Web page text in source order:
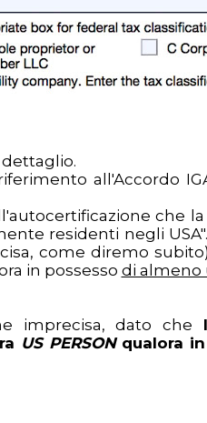
all'Accordo
che
residenti negli
come diremo
in possesso di almeno
imprecisa, dato che
US PERSON qualora